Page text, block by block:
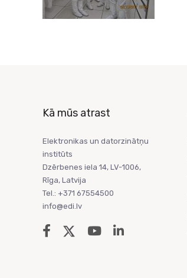
Kā mūs atrast
Elektronikas un datorzinātņu
institūts
Dzērbenes iela 14, LV-1006,
Rīga, Latvija
Tel.: +371 67554500
info@edi.lv